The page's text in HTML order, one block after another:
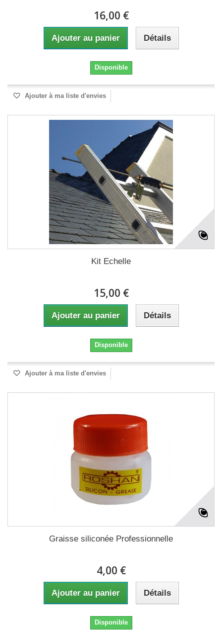
16,00 €
Ajouter au panier Détails
Disponible
Ajouter à ma liste d'envies
Kit Echelle
15,00 €
Ajouter au panier Détails
Disponible
Ajouter à ma liste d'envies
Graisse siliconée Professionnelle
4,00 €
Ajouter au panier Détails
Disponible